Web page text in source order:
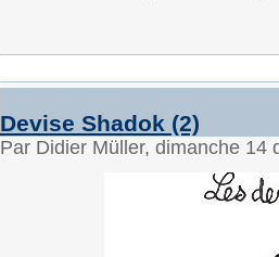
Devise Shadok (2)
Par Didier Müller, dimanche 14